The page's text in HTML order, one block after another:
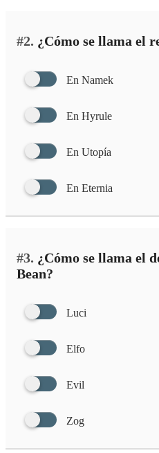
#2. ¿Cómo se llama el
En Namek
En Hyrule
En Utopía
En Eternia
#3. ¿Cómo se llama el
Bean?
Luci
Elfo
Evil
Zog